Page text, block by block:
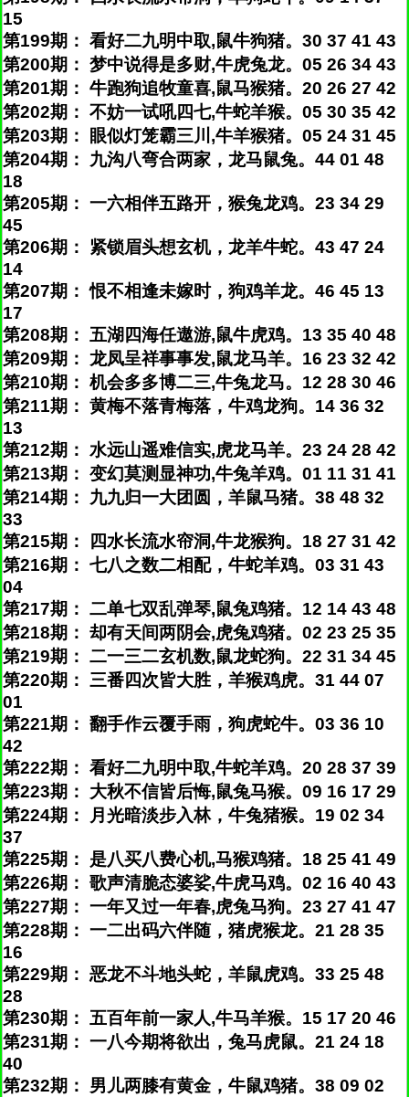
15
第199期： 看好二九明中取,鼠牛狗猪。30 37 41 43
第200期： 梦中说得是多财,牛虎兔龙。05 26 34 43
第201期： 牛跑狗追牧童喜,鼠马猴猪。20 26 27 42
第202期： 不妨一试吼四七,牛蛇羊猴。05 30 35 42
第203期： 眼似灯笼霸三川,牛羊猴猪。05 24 31 45
第204期： 九沟八弯合两家，龙马鼠兔。44 01 48
18
第205期： 一六相伴五路开，猴兔龙鸡。23 34 29
45
第206期： 紧锁眉头想玄机，龙羊牛蛇。43 47 24
14
第207期： 恨不相逢未嫁时，狗鸡羊龙。46 45 13
17
第208期： 五湖四海任遨游,鼠牛虎鸡。13 35 40 48
第209期： 龙凤呈祥事事发,鼠龙马羊。16 23 32 42
第210期： 机会多多博二三,牛兔龙马。12 28 30 46
第211期： 黄梅不落青梅落，牛鸡龙狗。14 36 32
13
第212期： 水远山遥难信实,虎龙马羊。23 24 28 42
第213期： 变幻莫测显神功,牛兔羊鸡。01 11 31 41
第214期： 九九归一大团圆，羊鼠马猪。38 48 32
33
第215期： 四水长流水帘洞,牛龙猴狗。18 27 31 42
第216期： 七八之数二相配，牛蛇羊鸡。03 31 43
04
第217期： 二单七双乱弹琴,鼠兔鸡猪。12 14 43 48
第218期： 却有天间两阴会,虎兔鸡猪。02 23 25 35
第219期： 二一三二玄机数,鼠龙蛇狗。22 31 34 45
第220期： 三番四次皆大胜，羊猴鸡虎。31 44 07
01
第221期： 翻手作云覆手雨，狗虎蛇牛。03 36 10
42
第222期： 看好二九明中取,牛蛇羊鸡。20 28 37 39
第223期： 大秋不信皆后悔,鼠兔马猴。09 16 17 29
第224期： 月光暗淡步入林，牛兔猪猴。19 02 34
37
第225期： 是八买八费心机,马猴鸡猪。18 25 41 49
第226期： 歌声清脆态婆娑,牛虎马鸡。02 16 40 43
第227期： 一年又过一年春,虎兔马狗。23 27 41 47
第228期： 一二出码六伴随，猪虎猴龙。21 28 35
16
第229期： 恶龙不斗地头蛇，羊鼠虎鸡。33 25 48
28
第230期： 五百年前一家人,牛马羊猴。15 17 20 46
第231期： 一八今期将欲出，兔马虎鼠。21 24 18
40
第232期： 男儿两膝有黄金，牛鼠鸡猪。38 09 02